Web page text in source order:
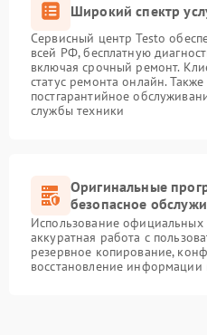
Широкий спектр
Сервисный центр Testo
всей РФ, бесплатную
включая срочный ремонт.
статус ремонта онлайн. Также
постгарантийное
службы техники
Оригинальные
безопасное
Использование
аккуратная работа с
резервное копирование,
восстановление